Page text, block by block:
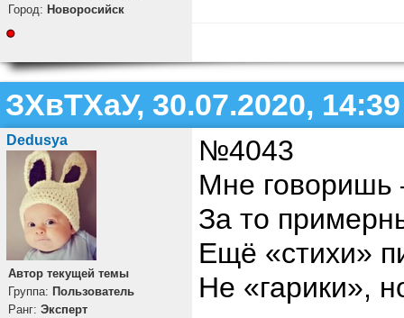
Город: Новоросийск
ЗХвТХаУ, 30.07.2020, 14:39
Dedusya
Автор текущей темы
Группа: Пользователь
Ранг: Эксперт
№4043
Мне говоришь
За то
Ещё «стихи»
Не «гарики»,